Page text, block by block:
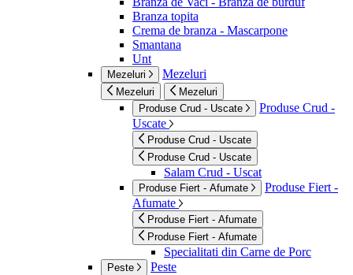
Branza topita
Crema de branza - Mascarpone
Smantana
Unt
Mezeluri Mezeluri
Mezeluri
Mezeluri
Produse Crud - Uscate
Produse Crud -
Uscate
Produse Crud - Uscate
Produse Crud - Uscate
Salam Crud - Uscat
Produse Fiert - Afumate
Produse Fiert -
Afumate
Produse Fiert - Afumate
Produse Fiert - Afumate
Specialitati din Carne de Porc
Peste Peste